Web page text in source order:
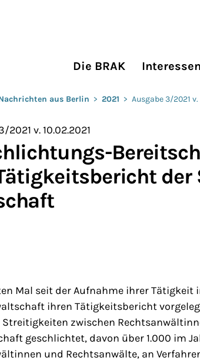
Die BRAK
aus Berlin > 2021 > Ausgabe 3/2021 v.
v. 10.02.2021
Mal seit der Aufnahme ihrer Tätigkeit
ihren Tätigkeitsbericht
zwischen
geschlichtet, davon über 1.000 im
und Rechtsanwälte, an